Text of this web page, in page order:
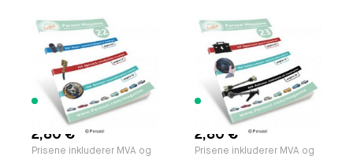
Paruzzi Magazine,
editie 22 NL.
zakformaat (A5)
Paruzzi nummer:591822
Produsent:
Paruzzi
342 varer
tilgjengelig
2,80 €
Prisene inkluderer MVA og
Paruzzi Magazine,
editie 23 NL.
zakformaat (A5)
Paruzzi nummer:591823
Produsent:Paruzzi
247 varer
tilgjengelig
2,80 €
Prisene inkluderer MVA og